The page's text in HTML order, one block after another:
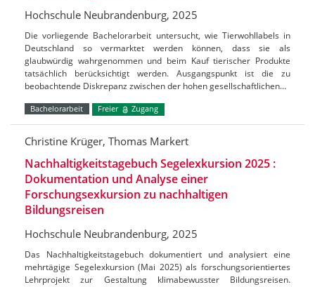
Hochschule Neubrandenburg, 2025
Die vorliegende Bachelorarbeit untersucht, wie Tierwohllabels in
Deutschland so vermarktet werden können, dass sie als
glaubwürdig wahrgenommen und beim Kauf tierischer Produkte
tatsächlich berücksichtigt werden. Ausgangspunkt ist die zu
beobachtende Diskrepanz zwischen der hohen gesellschaftlichen…
Bachelorarbeit Freier Zugang
Christine Krüger, Thomas Markert
Nachhaltigkeitstagebuch Segelexkursion 2025 :
Dokumentation und Analyse einer
Forschungsexkursion zu nachhaltigen
Bildungsreisen
Hochschule Neubrandenburg, 2025
Das Nachhaltigkeitstagebuch dokumentiert und analysiert eine
mehrtägige Segelexkursion (Mai 2025) als forschungsorientiertes
Lehrprojekt zur Gestaltung klimabewusster Bildungsreisen.